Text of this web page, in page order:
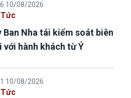
10/08/2026
Ban Nha tái kiểm soát biên
với hành khách từ Ý
10/08/2026